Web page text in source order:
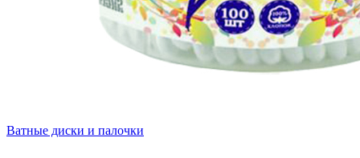
Ватные диски и палочки